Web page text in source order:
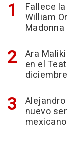
Fallece
William
Madonna
Ara
en el
diciembre
nuevo